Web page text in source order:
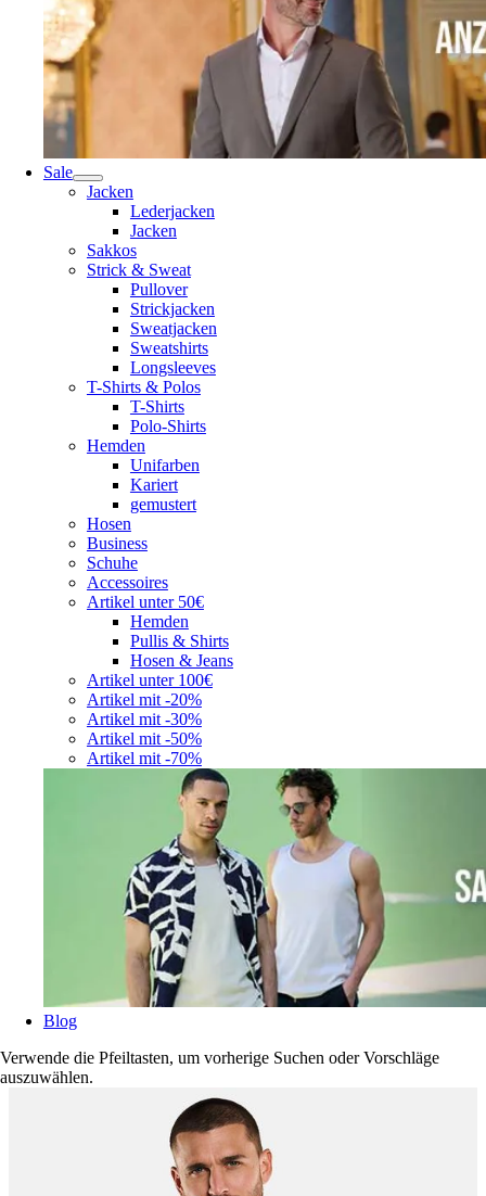
Sale
Jacken
Lederjacken
Jacken
Sakkos
Strick & Sweat
Pullover
Strickjacken
Sweatjacken
Sweatshirts
Longsleeves
T-Shirts & Polos
T-Shirts
Polo-Shirts
Hemden
Unifarben
Kariert
gemustert
Hosen
Business
Schuhe
Accessoires
Artikel unter 50€
Hemden
Pullis & Shirts
Hosen & Jeans
Artikel unter 100€
Artikel mit -20%
Artikel mit -30%
Artikel mit -50%
Artikel mit -70%
Blog
Verwende die Pfeiltasten, um vorherige Suchen oder Vorschläge
auszuwählen.